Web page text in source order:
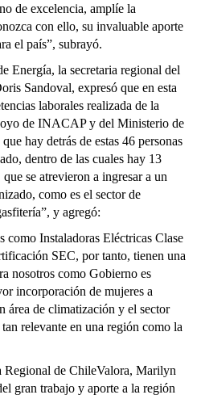
de excelencia, amplíe la
con ello, su invaluable aporte
el país”, subrayó.
Energía, la secretaria regional del
Sandoval, expresó que en esta
laborales realizada de la
de INACAP y del Ministerio de
hay detrás de estas 46 personas
dentro de las cuales hay 13
se atrevieron a ingresar a un
como es el sector de
y agregó:
como Instaladoras Eléctricas Clase
SEC, por tanto, tienen una
nosotros como Gobierno es
incorporación de mujeres a
área de climatización y el sector
relevante en una región como la
Regional de ChileValora, Marilyn
gran trabajo y aporte a la región